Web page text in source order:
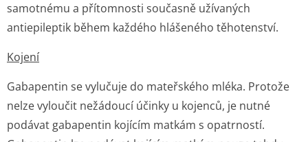
samotnému a přítomnosti současně užívaných
antiepileptik během každého hlášeného těhotenství.
Kojení
Gabapentin se vylučuje do mateřského mléka. Protože
nelze vyloučit nežádoucí účinky u kojenců, je nutné
podávat gabapentin kojícím matkám s opatrností.